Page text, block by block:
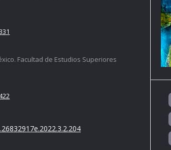
Facultad de Estudios Superiores